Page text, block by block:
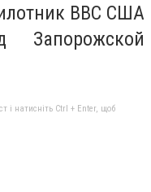
ВВС США
і натисніть Ctrl + Enter, щоб